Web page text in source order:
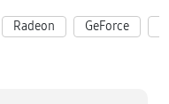
Radeon GeForce